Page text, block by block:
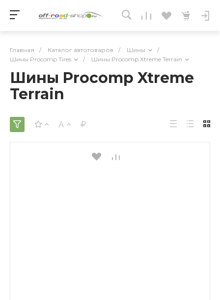
Главная / Каталог автотоваров / Шины
/
Шины Procomp Tires
/ Шины Procomp Xtreme Terrain
Шины Procomp Xtreme
Terrain